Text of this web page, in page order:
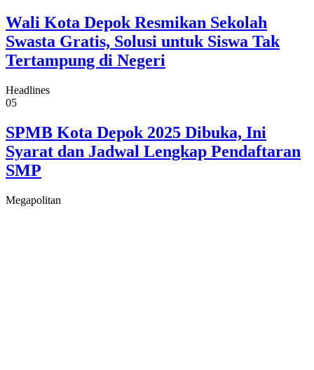
Wali Kota Depok Resmikan Sekolah
Swasta Gratis, Solusi untuk Siswa Tak
Tertampung di Negeri
Headlines
05
SPMB Kota Depok 2025 Dibuka, Ini
Syarat dan Jadwal Lengkap Pendaftaran
SMP
Megapolitan